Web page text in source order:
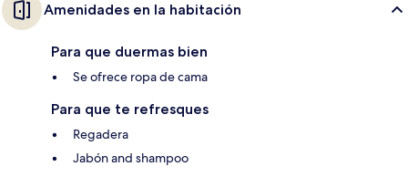
Amenidades en la habitación
Para que duermas bien
Se ofrece ropa de cama
Para que te refresques
Regadera
Jabón and shampoo